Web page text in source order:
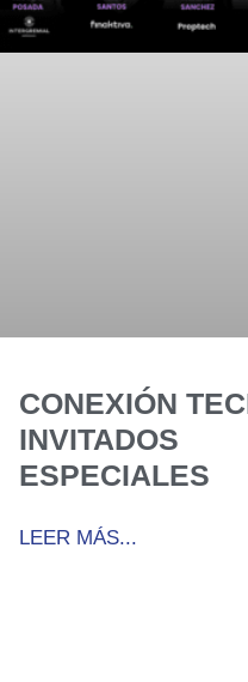
CONEXIÓN
INVITADOS
ESPECIALES
LEER MÁS...